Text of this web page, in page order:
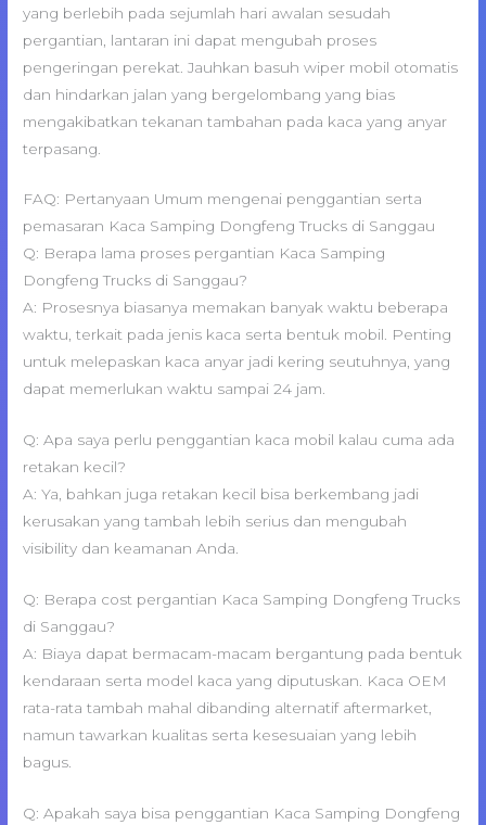
yang berlebih pada sejumlah hari awalan sesudah
pergantian, lantaran ini dapat mengubah proses
pengeringan perekat. Jauhkan basuh wiper mobil otomatis
dan hindarkan jalan yang bergelombang yang bias
mengakibatkan tekanan tambahan pada kaca yang anyar
terpasang.
FAQ: Pertanyaan Umum mengenai penggantian serta
pemasaran Kaca Samping Dongfeng Trucks di Sanggau
Q: Berapa lama proses pergantian Kaca Samping
Dongfeng Trucks di Sanggau?
A: Prosesnya biasanya memakan banyak waktu beberapa
waktu, terkait pada jenis kaca serta bentuk mobil. Penting
untuk melepaskan kaca anyar jadi kering seutuhnya, yang
dapat memerlukan waktu sampai 24 jam.
Q: Apa saya perlu penggantian kaca mobil kalau cuma ada
retakan kecil?
A: Ya, bahkan juga retakan kecil bisa berkembang jadi
kerusakan yang tambah lebih serius dan mengubah
visibility dan keamanan Anda.
Q: Berapa cost pergantian Kaca Samping Dongfeng Trucks
di Sanggau?
A: Biaya dapat bermacam-macam bergantung pada bentuk
kendaraan serta model kaca yang diputuskan. Kaca OEM
rata-rata tambah mahal dibanding alternatif aftermarket,
namun tawarkan kualitas serta kesesuaian yang lebih
bagus.
Q: Apakah saya bisa penggantian Kaca Samping Dongfeng